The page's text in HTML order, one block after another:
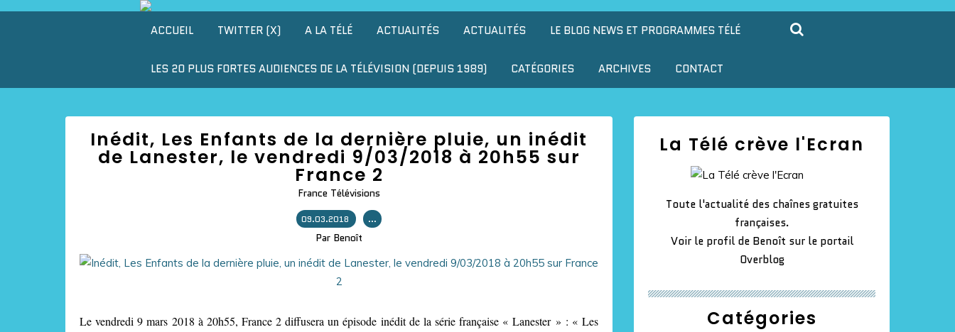
ACCUEIL TWITTER (X) A LA TÉLÉ ACTUALITÉS ACTUALITÉS LE BLOG NEWS ET PROGRAMMES TÉLÉ
LES 20 PLUS FORTES AUDIENCES DE LA TÉLÉVISION (DEPUIS 1989) CATÉGORIES ARCHIVES CONTACT
Inédit, Les Enfants de la dernière pluie, un inédit
de Lanester, le vendredi 9/03/2018 à 20h55 sur
France 2
France Télévisions
09.03.2018 …
Par Benoît
Le vendredi 9 mars 2018 à 20h55, France 2 diffusera un épisode inédit de la série française « Lanester » : « Les
Catégories
La Télé crève l'Ecran
Toute l'actualité des chaînes gratuites
françaises.
Voir le profil de Benoît sur le portail
Overblog